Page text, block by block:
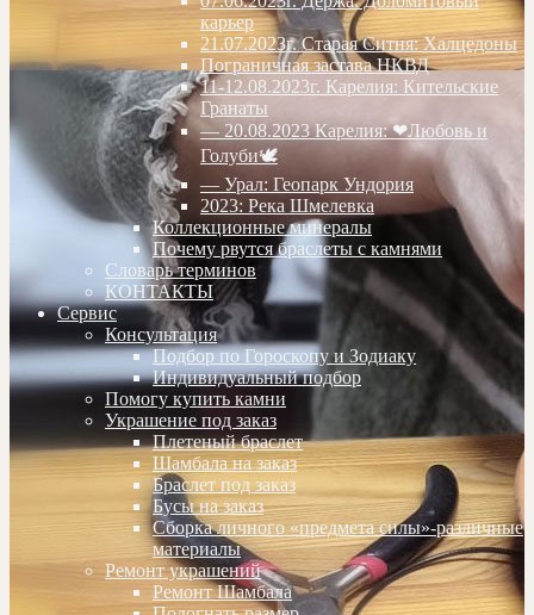
карьер
21.07.2023г. Старая Ситня: Халцедоны
Пограничная застава НКВД
11-12.08.2023г. Карелия: Кительские
Гранаты
— 20.08.2023 Карелия: ❤Любовь и
Голуби🕊
— Урал: Геопарк Ундория
2023: Река Шмелевка
Коллекционные минералы
Почему рвутся браслеты с камнями
Словарь терминов
КОНТАКТЫ
Сервис
Консультация
Подбор по Гороскопу и Зодиаку
Индивидуальный подбор
Помогу купить камни
Украшение под заказ
Плетеный браслет
Шамбала на заказ
Браслет под заказ
Бусы на заказ
Сборка личного «предмета силы»-различные
материалы
Ремонт украшений
Ремонт Шамбала